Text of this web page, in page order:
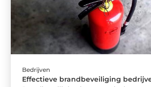
Bedrijven
Effectieve brandbeveiliging